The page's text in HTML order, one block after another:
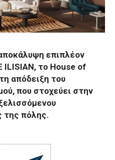
επιπλέον
ILISIAN, το House of
απόδειξη του
που στοχεύει στην
της πόλης.